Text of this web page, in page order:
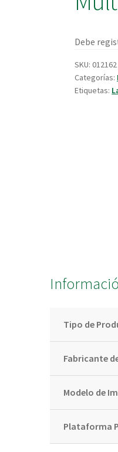
Debe
SKU:012162
Categorías:
Etiquetas:
Tipo de
Fabricante
Modelo de
Plataforma